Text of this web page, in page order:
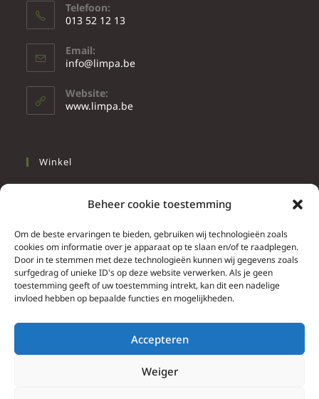
Beheer cookie toestemming
Om de beste ervaringen te bieden, gebruiken wij technologieën zoals
cookies om informatie over je apparaat op te slaan en/of te raadplegen.
Door in te stemmen met deze technologieën kunnen wij gegevens zoals
surfgedrag of unieke ID's op deze website verwerken. Als je geen
toestemming geeft of uw toestemming intrekt, kan dit een nadelige
invloed hebben op bepaalde functies en mogelijkheden.
Accepteren
Weiger
Telefoon:
013 52 12 13
Email:
info@limpa.be
Website:
www.limpa.be
Winkel
Wonen
Info
Contacteer ons